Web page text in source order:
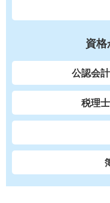
資格
公認会
税理